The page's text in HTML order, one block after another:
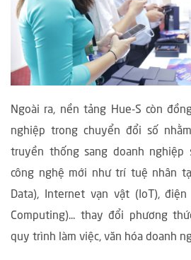
Ngoài ra, nền tảng Hue-S còn
nghiệp trong chuyển đổi số
truyền thống sang doanh nghiệp
công nghệ mới như trí tuệ nhân
Data), Internet vạn vật (IoT),
Computing)... thay đổi phương
quy trình làm việc, văn hóa doanh